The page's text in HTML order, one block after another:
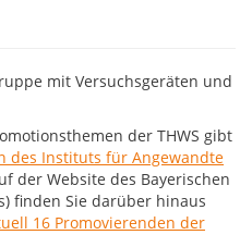
der THWS gibt
des Instituts für Angewandte
der Website des Bayerischen
finden Sie darüber hinaus
16 Promovierenden der